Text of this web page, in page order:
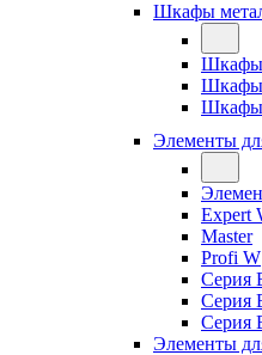
Шкафы
Шкафы
Шкафы
Шкафы
Элементы
Expert
Master
Profi W
Серия
Серия
Серия
Элементы